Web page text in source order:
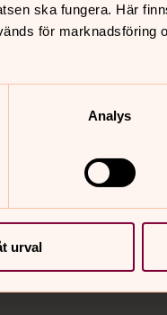
ska fungera. Här
för marknadsföring
Analys
urval
Hitta snabbt
Sidkarta